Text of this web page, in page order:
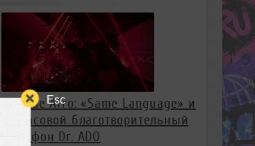
Esc
Casa de Afro: «Same Language» и
24‑часовой благотворительный
марафон Dr. ADO